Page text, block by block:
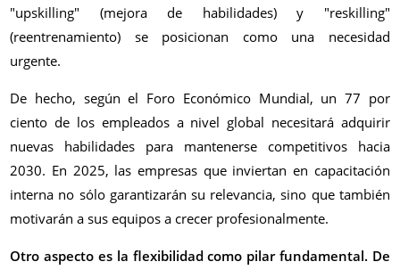
"upskilling" (mejora de habilidades) y "reskilling"
(reentrenamiento) se posicionan como una necesidad
urgente.
De hecho, según el Foro Económico Mundial, un 77 por
ciento de los empleados a nivel global necesitará adquirir
nuevas habilidades para mantenerse competitivos hacia
2030. En 2025, las empresas que inviertan en capacitación
interna no sólo garantizarán su relevancia, sino que también
motivarán a sus equipos a crecer profesionalmente.
Otro aspecto es la flexibilidad como pilar fundamental. De